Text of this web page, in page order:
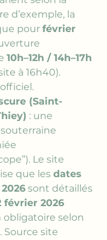
d’exemple, la
pour février
10h–12h / 14h–17h
à 16h40).
.
(Saint-
: une
Le site
que les dates
sont détaillés
février 2026
obligatoire selon
Source site